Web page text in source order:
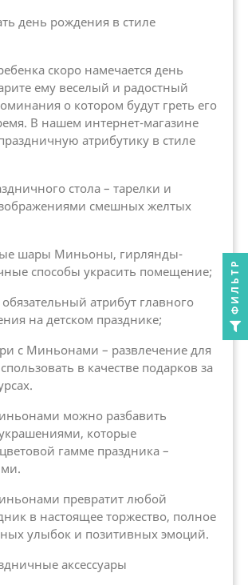
день рождения в стиле
скоро намечается день
ему веселый и радостный
о котором будут греть его
В нашем интернет-магазине
атрибутику в стиле
стола – тарелки и
смешных желтых
шары Миньоны, гирлянды-
способы украсить помещение;
атрибут главного
на детском празднике;
с Миньонами – развлечение для
в качестве подарков за
можно разбавить
которые
гамме праздника –
превратит любой
в настоящее торжество, полное
улыбок и позитивных эмоций.
аксессуары
ФИЛЬТР